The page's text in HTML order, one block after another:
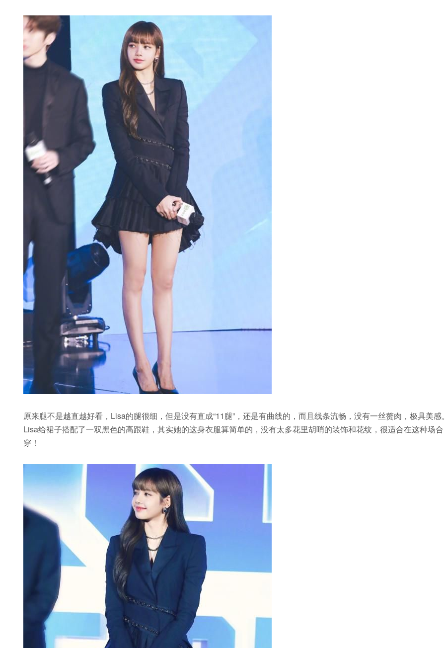
原来腿不是越直越好看，Lisa的腿很细，但是没有直成“11腿”，还是有曲线的，而且线条流畅，没有一丝赘肉，极具美感
Lisa给裙子搭配了一双黑色的高跟鞋，其实她的这身衣服算简单的，没有太多花里胡哨的装饰和花纹，很适合在这种场合
穿！